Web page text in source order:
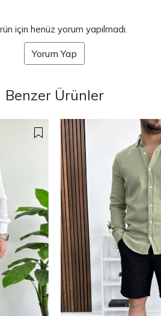
için henüz yorum yapılmadı.
Yorum Yap
Benzer Ürünler